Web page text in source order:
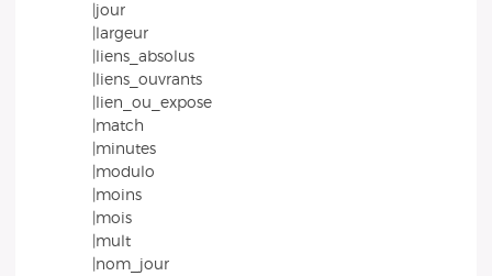
|jour
|largeur
|liens_absolus
|liens_ouvrants
|lien_ou_expose
|match
|minutes
|modulo
|moins
|mois
|mult
|nom_jour